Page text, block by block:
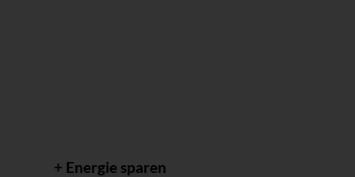
+ Energie sparen